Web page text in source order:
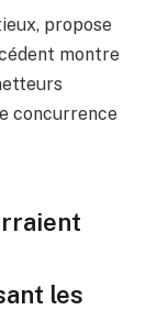
propose
montre
concurrence
les